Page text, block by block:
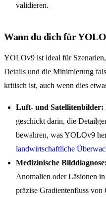
validieren.
Wann du dich für
YOLOv9 ist ideal für
Details und die Minimierung
kritisch ist, auch wenn dies
Luft- und Satellitenbilder:
geschickt darin, die
bewahren, was YOLOv9
landwirtschaftliche
Medizinische Bilddiagnose:
Anomalien oder Läsionen
präzise Gradientenfluss